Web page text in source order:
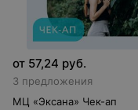
от 57,24 руб.
3 предложения
МЦ «Эксана» Чек-ап